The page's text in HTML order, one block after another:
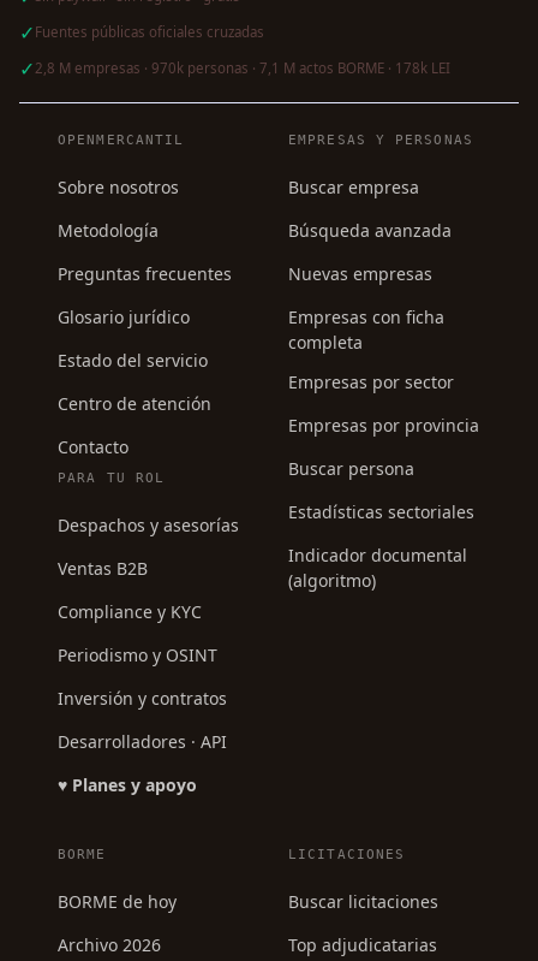
✓ Fuentes públicas oficiales cruzadas
✓2,8 M empresas · 970k personas · 7,1 M actos BORME · 178k LEI
Navegación del pie de página
OPENMERCANTIL
Sobre nosotros
Metodología
Preguntas frecuentes
Glosario jurídico
Estado del servicio
Centro de atención
Contacto
PARA TU ROL
Despachos y asesorías
Ventas B2B
Compliance y KYC
Periodismo y OSINT
Inversión y contratos
Desarrolladores · API
♥ Planes y apoyo
EMPRESAS Y PERSONAS
Buscar empresa
Búsqueda avanzada
Nuevas empresas
Empresas con ficha
completa
Empresas por sector
Empresas por provincia
Buscar persona
Estadísticas sectoriales
Indicador documental
(algoritmo)
BORME
BORME de hoy
Archivo 2026
LICITACIONES
Buscar licitaciones
Top adjudicatarias